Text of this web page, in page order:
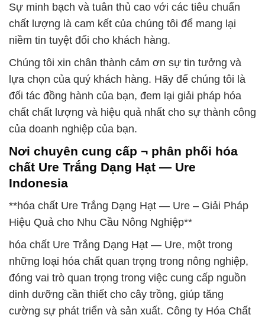
Sự minh bạch và tuân thủ cao với các tiêu chuẩn
chất lượng là cam kết của chúng tôi để mang lại
niềm tin tuyệt đối cho khách hàng.
Chúng tôi xin chân thành cảm ơn sự tin tưởng và
lựa chọn của quý khách hàng. Hãy để chúng tôi là
đối tác đồng hành của bạn, đem lại giải pháp hóa
chất chất lượng và hiệu quả nhất cho sự thành công
của doanh nghiệp của bạn.
Nơi chuyên cung cấp ¬ phân phối hóa
chất Ure Trắng Dạng Hạt — Ure
Indonesia
**hóa chất Ure Trắng Dạng Hạt — Ure – Giải Pháp
Hiệu Quả cho Nhu Cầu Nông Nghiệp**
hóa chất Ure Trắng Dạng Hạt — Ure, một trong
những loại hóa chất quan trọng trong nông nghiệp,
đóng vai trò quan trọng trong việc cung cấp nguồn
dinh dưỡng cần thiết cho cây trồng, giúp tăng
cường sự phát triển và sản xuất. Công ty Hóa Chất